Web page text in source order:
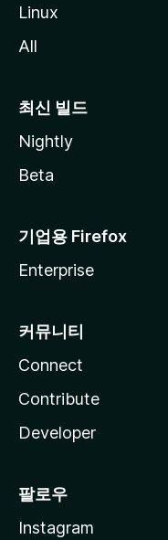
Linux
All
최신 빌드
Nightly
Beta
기업용 Firefox
Enterprise
커뮤니티
Connect
Contribute
Developer
팔로우
Instagram